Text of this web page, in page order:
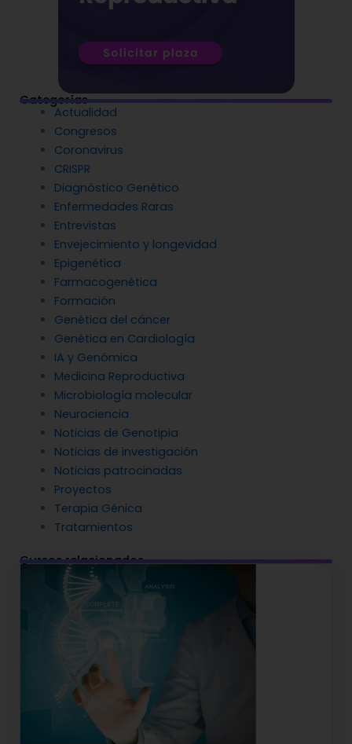
Categorías
Actualidad
Congresos
Coronavirus
CRISPR
Diagnóstico Genético
Enfermedades Raras
Entrevistas
Envejecimiento y longevidad
Epigenética
Farmacogenética
Formación
Genética del cáncer
Genética en Cardiología
IA y Genómica
Medicina Reproductiva
Microbiología molecular
Neurociencia
Noticias de Genotipia
Noticias de investigación
Noticias patrocinadas
Proyectos
Terapia Génica
Tratamientos
Cursos relacionados